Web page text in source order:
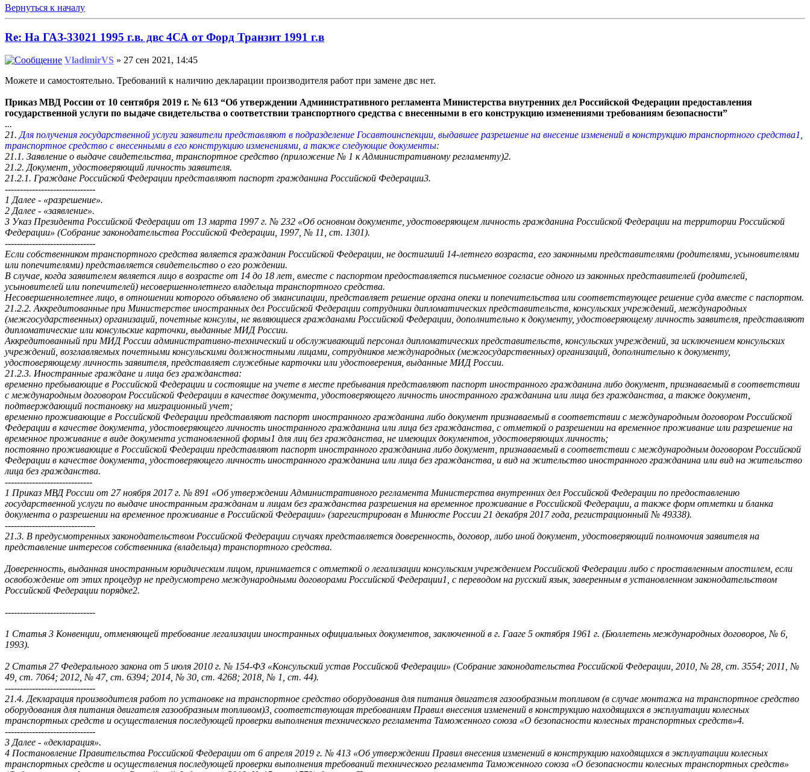
Вернуться к началу
Re: На ГАЗ-33021 1995 г.в. двс 4СА от Форд Транзит 1991 г.в
VladimirVS » 27 сен 2021, 14:45
Можете и самостоятельно. Требований к наличию декларации производителя работ при замене двс нет.
Приказ МВД России от 10 сентября 2019 г. № 613 “Об утверждении Административного регламента Министерства внутренних дел Российской Федерации предоставления
государственной услуги по выдаче свидетельства о соответствии транспортного средства с внесенными в его конструкцию изменениями требованиям безопасности”
...
21.Для получения государственной услуги заявители представляют в подразделение Госавтоинспекции, выдавшее разрешение на внесение изменений в конструкцию транспортного средства1,
транспортное средство с внесенными в его конструкцию изменениями, а также следующие документы:
21.1. Заявление о выдаче свидетельства, транспортное средство (приложение № 1 к Административному регламенту)2.
21.2. Документ, удостоверяющий личность заявителя.
21.2.1. Граждане Российской Федерации представляют паспорт гражданина Российской Федерации3.
------------------------------
1 Далее - «разрешение».
2 Далее - «заявление».
3 Указ Президента Российской Федерации от 13 марта 1997 г. № 232 «Об основном документе, удостоверяющем личность гражданина Российской Федерации на территории Российской
Федерации» (Собрание законодательства Российской Федерации, 1997, № 11, ст. 1301).
------------------------------
Если собственником транспортного средства является гражданин Российской Федерации, не достигший 14-летнего возраста, его законными представителями (родителями, усыновителями
или попечителями) представляется свидетельство о его рождении.
В случае, когда заявителем является лицо в возрасте от 14 до 18 лет, вместе с паспортом предоставляется письменное согласие одного из законных представителей (родителей,
усыновителей или попечителей) несовершеннолетнего владельца транспортного средства.
Несовершеннолетнее лицо, в отношении которого объявлено об эмансипации, представляет решение органа опеки и попечительства или соответствующее решение суда вместе с паспортом.
21.2.2. Аккредитованные при Министерстве иностранных дел Российской Федерации сотрудники дипломатических представительств, консульских учреждений, международных
(межгосударственных) организаций, почетные консулы, не являющиеся гражданами Российской Федерации, дополнительно к документу, удостоверяющему личность заявителя, представляют
дипломатические или консульские карточки, выданные МИД России.
Аккредитованный при МИД России административно-технический и обслуживающий персонал дипломатических представительств, консульских учреждений, за исключением консульских
учреждений, возглавляемых почетными консульскими должностными лицами, сотрудников международных (межгосударственных) организаций, дополнительно к документу,
удостоверяющему личность заявителя, представляет служебные карточки или удостоверения, выданные МИД России.
21.2.3. Иностранные граждане и лица без гражданства:
временно пребывающие в Российской Федерации и состоящие на учете в месте пребывания представляют паспорт иностранного гражданина либо документ, признаваемый в соответствии
с международным договором Российской Федерации в качестве документа, удостоверяющего личность иностранного гражданина или лица без гражданства, а также документ,
подтверждающий постановку на миграционный учет;
временно проживающие в Российской Федерации представляют паспорт иностранного гражданина либо документ признаваемый в соответствии с международным договором Российской
Федерации в качестве документа, удостоверяющего личность иностранного гражданина или лица без гражданства, с отметкой о разрешении на временное проживание или разрешение на
временное проживание в виде документа установленной формы1 для лиц без гражданства, не имеющих документов, удостоверяющих личность;
постоянно проживающие в Российской Федерации представляют паспорт иностранного гражданина либо документ, признаваемый в соответствии с международным договором Российской
Федерации в качестве документа, удостоверяющего личность иностранного гражданина или лица без гражданства, и вид на жительство иностранного гражданина или вид на жительство
лица без гражданства.
-----------------------------
1 Приказ МВД России от 27 ноября 2017 г. № 891 «Об утверждении Административного регламента Министерства внутренних дел Российской Федерации по предоставлению
государственной услуги по выдаче иностранным гражданам и лицам без гражданства разрешения на временное проживание в Российской Федерации, а также форм отметки и бланка
документа о разрешении на временное проживание в Российской Федерации» (зарегистрирован в Минюсте России 21 декабря 2017 года, регистрационный № 49338).
------------------------------
21.3. В предусмотренных законодательством Российской Федерации случаях представляется доверенность, договор, либо иной документ, удостоверяющий полномочия заявителя на
представление интересов собственника (владельца) транспортного средства.
Доверенность, выданная иностранным юридическим лицом, принимается с отметкой о легализации консульским учреждением Российской Федерации либо с проставленным апостилем, если
освобождение от этих процедур не предусмотрено международными договорами Российской Федерации1, с переводом на русский язык, заверенным в установленном законодательством
Российской Федерации порядке2.
------------------------------
1 Статья 3 Конвенции, отменяющей требование легализации иностранных официальных документов, заключенной в г. Гааге 5 октября 1961 г. (Бюллетень международных договоров, № 6,
1993).
2 Статья 27 Федерального закона от 5 июля 2010 г. № 154-ФЗ «Консульский устав Российской Федерации» (Собрание законодательства Российской Федерации, 2010, № 28, ст. 3554; 2011, №
49, ст. 7064; 2012, № 47, ст. 6394; 2014, № 30, ст. 4268; 2018, № 1, ст. 44).
------------------------------
21.4. Декларация производителя работ по установке на транспортное средство оборудования для питания двигателя газообразным топливом (в случае монтажа на транспортное средство
оборудования для питания двигателя газообразным топливом)3, соответствующая требованиям Правил внесения изменений в конструкцию находящихся в эксплуатации колесных
транспортных средств и осуществления последующей проверки выполнения технического регламента Таможенного союза «О безопасности колесных транспортных средств»4.
------------------------------
3 Далее - «декларация».
4 Постановление Правительства Российской Федерации от 6 апреля 2019 г. № 413 «Об утверждении Правил внесения изменений в конструкцию находящихся в эксплуатации колесных
транспортных средств и осуществления последующей проверки выполнения требований технического регламента Таможенного союза «О безопасности колесных транспортных средств»